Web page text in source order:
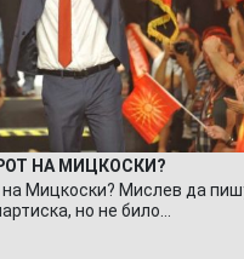
НА МИЦКОСКИ?
на Мицкоски? Мислев да
но не било…